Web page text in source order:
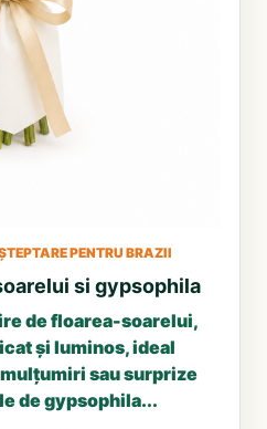
PENTRU BRAZII
si gypsophila
de floarea-soarelui,
și luminos, ideal
sau surprize
de gypsophila...